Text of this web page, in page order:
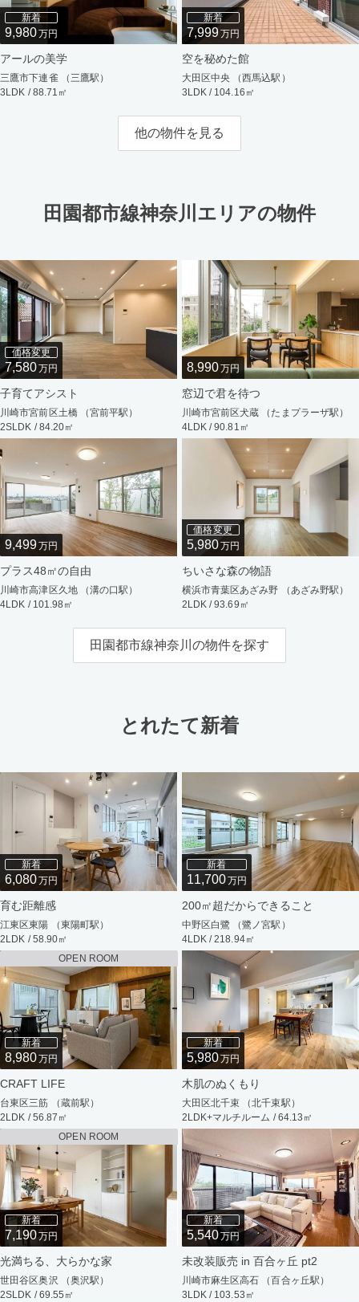
新着
9,980万円
アールの美学
三鷹市下連雀 （三鷹駅）
3LDK / 88.71㎡
新着
7,999万円
空を秘めた館
大田区中央 （西馬込駅）
3LDK / 104.16㎡
他の物件を見る
田園都市線神奈川エリアの物件
価格変更
7,580万円
子育てアシスト
川崎市宮前区土橋 （宮前平駅）
2SLDK / 84.20㎡
8,990万円
窓辺で君を待つ
川崎市宮前区犬蔵 （たまプラーザ駅）
4LDK / 90.81㎡
9,499万円
プラス48㎡の自由
川崎市高津区久地 （溝の口駅）
4LDK / 101.98㎡
価格変更
5,980万円
ちいさな森の物語
横浜市青葉区あざみ野 （あざみ野駅）
2LDK / 93.69㎡
田園都市線神奈川の物件を探す
とれたて新着
新着
6,080万円
育む距離感
江東区東陽 （東陽町駅）
2LDK / 58.90㎡
新着
11,700万円
200㎡超だからできること
中野区白鷺 （鷺ノ宮駅）
4LDK / 218.94㎡
OPEN ROOM
新着
8,980万円
CRAFT LIFE
台東区三筋 （蔵前駅）
2LDK / 56.87㎡
新着
5,980万円
木肌のぬくもり
大田区北千束 （北千束駅）
2LDK+マルチルーム / 64.13㎡
OPEN ROOM
新着
7,190万円
光満ちる、大らかな家
世田谷区奥沢 （奥沢駅）
2SLDK / 69.55㎡
新着
5,540万円
未改装販売 in 百合ヶ丘 pt2
川崎市麻生区高石 （百合ヶ丘駅）
3LDK / 103.53㎡